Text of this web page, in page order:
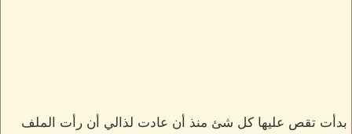
بدأت تقص عليها كل شئ منذ أن عادت لذالي أن رأت الملف